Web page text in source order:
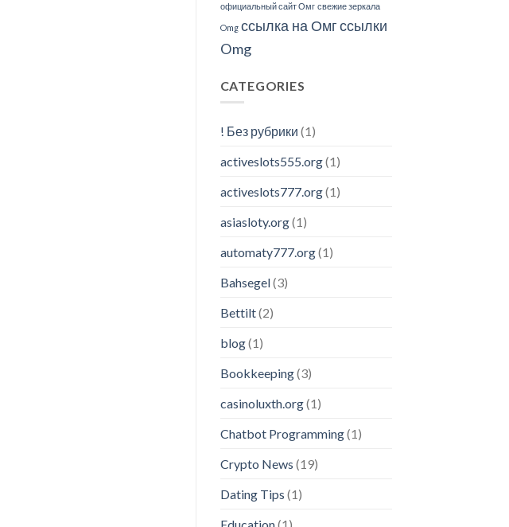
официальный сайт Омг свежие зеркала
Omg ссылка на Омгссылки
Omg
CATEGORIES
! Без рубрики (1)
activeslots555.org(1)
activeslots777.org(1)
asiasloty.org(1)
automaty777.org(1)
Bahsegel(3)
Bettilt(2)
blog(1)
Bookkeeping(3)
casinoluxth.org(1)
Chatbot Programming(1)
Crypto News (19)
Dating Tips (1)